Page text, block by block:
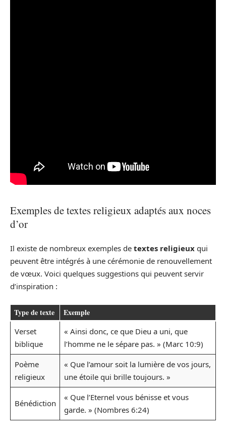
Exemples de textes religieux adaptés aux noces
d’or
Il existe de nombreux exemples de textes religieux qui
peuvent être intégrés à une cérémonie de renouvellement
de vœux. Voici quelques suggestions qui peuvent servir
d’inspiration :
Type de texte Exemple
Verset
biblique
« Ainsi donc, ce que Dieu a uni, que
l’homme ne le sépare pas. » (Marc 10:9)
Poème
religieux
« Que l’amour soit la lumière de vos jours,
une étoile qui brille toujours. »
Bénédiction
« Que l’Eternel vous bénisse et vous
garde. » (Nombres 6:24)